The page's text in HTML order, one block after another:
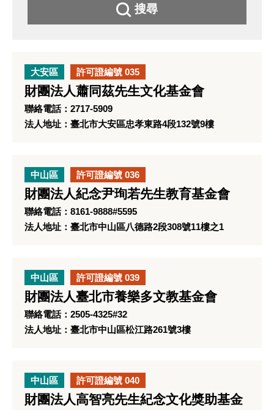
搜尋
大安區 許可證編號 035
財團法人蕭同茲先生文化基金會
聯絡電話：2717-5909
法人地址：臺北市大安區忠孝東路4段132號9樓
中山區 許可證編號 036
財團法人紀念尹珣若先生教育基金會
聯絡電話：8161-9888#5595
法人地址：臺北市中山區八德路2段308號11樓之1
中山區 許可證編號 039
財團法人臺北市養樂多文教基金會
聯絡電話：2505-4325#32
法人地址：臺北市中山區松江路261號3樓
中山區 許可證編號 040
財團法人高智亮先生紀念文化獎助基金